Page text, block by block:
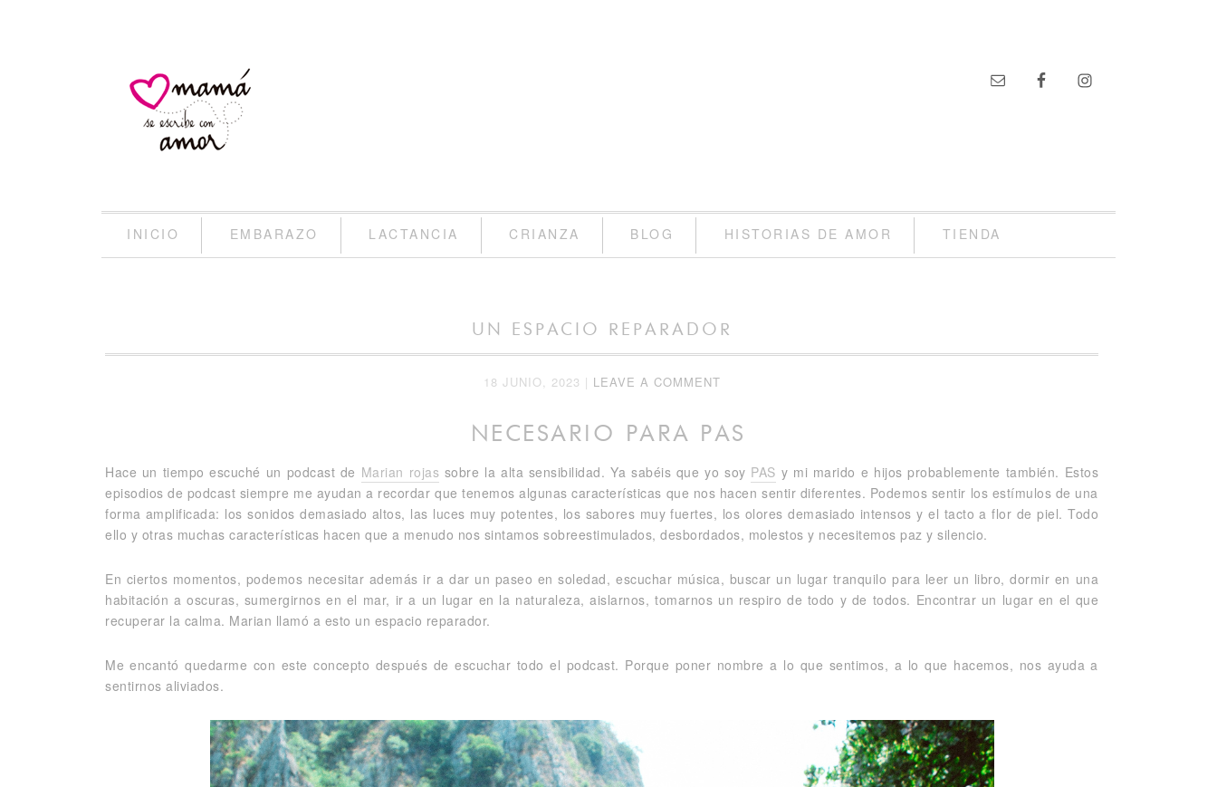
INICIO EMBARAZO LACTANCIA CRIANZA BLOG HISTORIAS DE AMOR TIENDA
UN ESPACIO REPARADOR
18 JUNIO, 2023 | LEAVE A COMMENT
NECESARIO PARA PAS
Hace un tiempo escuché un podcast de Marian rojas sobre la alta sensibilidad. Ya sabéis que yo soy PAS y mi marido e hijos probablemente también. Estos
episodios de podcast siempre me ayudan a recordar que tenemos algunas características que nos hacen sentir diferentes. Podemos sentir los estímulos de una
forma amplificada: los sonidos demasiado altos, las luces muy potentes, los sabores muy fuertes, los olores demasiado intensos y el tacto a flor de piel. Todo
ello y otras muchas características hacen que a menudo nos sintamos sobreestimulados, desbordados, molestos y necesitemos paz y silencio.
En ciertos momentos, podemos necesitar además ir a dar un paseo en soledad, escuchar música, buscar un lugar tranquilo para leer un libro, dormir en una
habitación a oscuras, sumergirnos en el mar, ir a un lugar en la naturaleza, aislarnos, tomarnos un respiro de todo y de todos. Encontrar un lugar en el que
recuperar la calma. Marian llamó a esto un espacio reparador.
Me encantó quedarme con este concepto después de escuchar todo el podcast. Porque poner nombre a lo que sentimos, a lo que hacemos, nos ayuda a
sentirnos aliviados.